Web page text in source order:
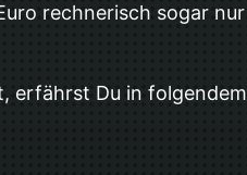
rechnerisch sogar nur
erfährst Du in folgendem